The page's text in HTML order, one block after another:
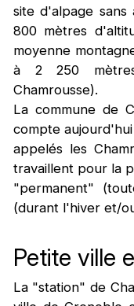
site d'alpage sans
800 mètres
moyenne
à 2 250
Chamrousse).
La commune de
compte
appelés les
travaillent pour la
"permanent"
(durant l'hiver et/
Petite ville
La "station" de